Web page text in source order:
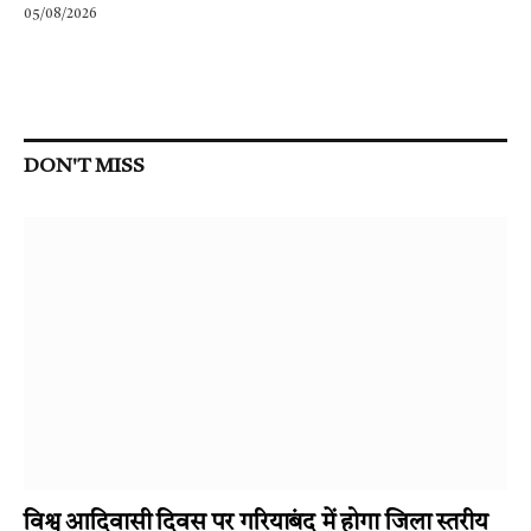
05/08/2026
DON'T MISS
विश्व आदिवासी दिवस पर गरियाबंद में होगा जिला स्तरीय